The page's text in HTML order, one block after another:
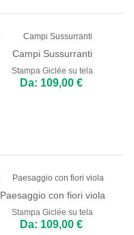
Campi Sussurranti
Stampa Giclée su tela
Da: 109,00 €
Paesaggio con fiori viola
Stampa Giclée su tela
Da: 109,00 €